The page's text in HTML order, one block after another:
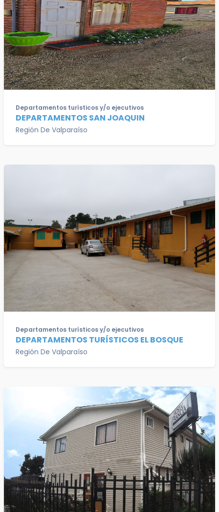
Departamentos turísticos y/o ejecutivos
DEPARTAMENTOS SAN JOAQUIN
Región De Valparaíso
Departamentos turísticos y/o ejecutivos
DEPARTAMENTOS TURÍSTICOS EL BOSQUE
Región De Valparaíso